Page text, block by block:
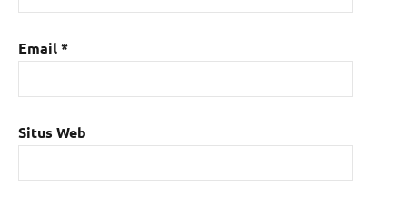
Email*
Situs Web